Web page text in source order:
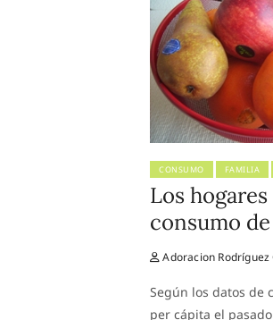
CONSUMO FAMILIA
Los
consumo
Adoracion Rodríguez
Según los datos de
per cápita el